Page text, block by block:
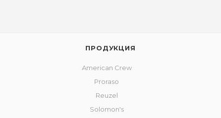
ПРОДУКЦИЯ
American Crew
Proraso
Reuzel
Solomon's